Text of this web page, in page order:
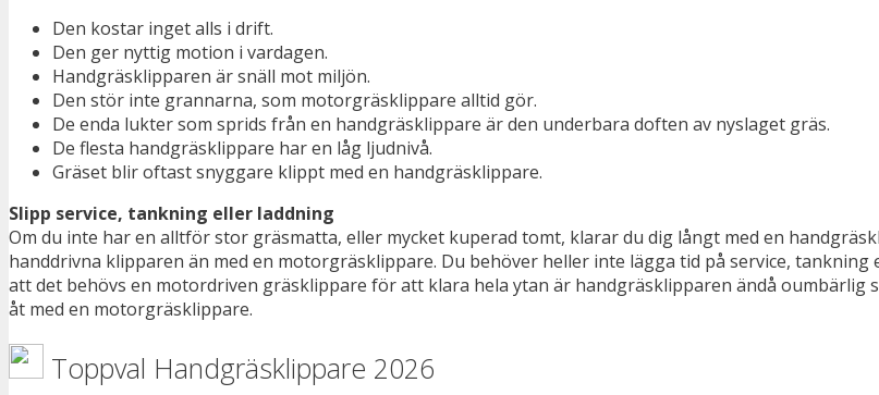
Den kostar inget alls i drift.
Den ger nyttig motion i vardagen.
Handgräsklipparen är snäll mot miljön.
Den stör inte grannarna, som motorgräsklippare alltid gör.
De enda lukter som sprids från en handgräsklippare är den underbara doften av nyslaget gräs.
De flesta handgräsklippare har en låg ljudnivå.
Gräset blir oftast snyggare klippt med en handgräsklippare.
Slipp service, tankning eller laddning
Om du inte har en alltför stor gräsmatta, eller mycket kuperad tomt, klarar du dig långt med en
handdrivna klipparen än med en motorgräsklippare. Du behöver heller inte lägga tid på service,
att det behövs en motordriven gräsklippare för att klara hela ytan är handgräsklipparen ändå oumbärlig
åt med en motorgräsklippare.
Toppval Handgräsklippare 2026